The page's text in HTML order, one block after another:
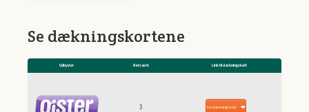
Se dækningskortene
Udbyder Netværk Link til dækningskort
3 Se dækningskort